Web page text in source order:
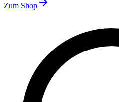
Zum Shop